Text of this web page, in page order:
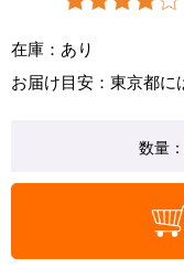
在庫：あり
お届け目安：東京都に
数量：